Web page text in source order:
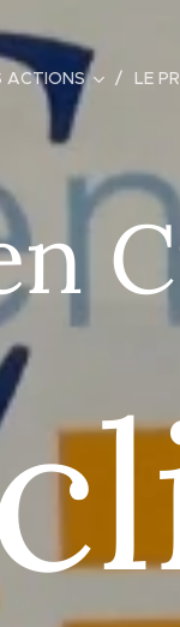
ACTIONS LE